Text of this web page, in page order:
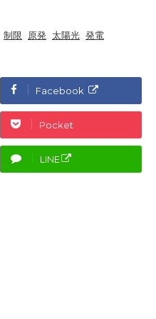
制限, 原発, 太陽光, 発電
Facebook
Pocket
LINE